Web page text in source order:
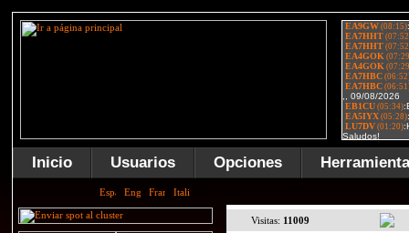
Inicio Usuarios Opciones
Visitas: 11009